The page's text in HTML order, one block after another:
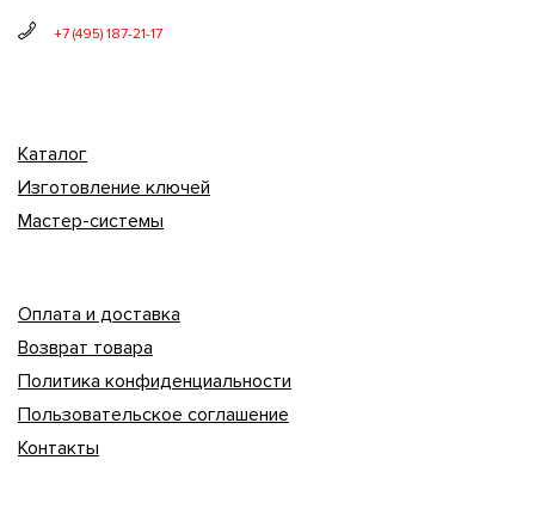
+7 (495) 187-21-17
Каталог
Изготовление ключей
Мастер-системы
Оплата и доставка
Возврат товара
Политика конфиденциальности
Пользовательское соглашение
Контакты